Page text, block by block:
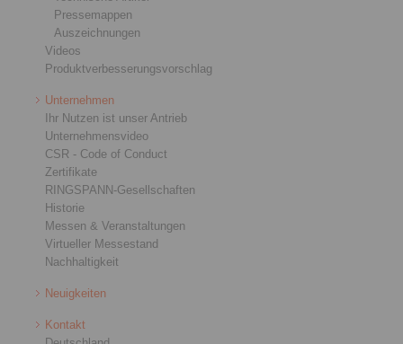
Pressemappen
Auszeichnungen
Videos
Produktverbesserungsvorschlag
Unternehmen
Ihr Nutzen ist unser Antrieb
Unternehmensvideo
CSR - Code of Conduct
Zertifikate
RINGSPANN-Gesellschaften
Historie
Messen & Veranstaltungen
Virtueller Messestand
Nachhaltigkeit
Neuigkeiten
Kontakt